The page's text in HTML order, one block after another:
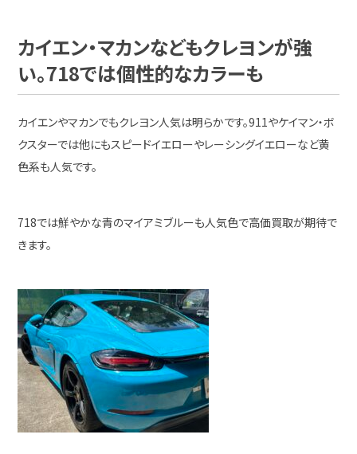
カイエン・マカンなどもクレヨンが強
い。718では個性的なカラーも
カイエンやマカンでもクレヨン人気は明らかです。911やケイマン・ボ
クスターでは他にもスピードイエローやレーシングイエローなど黄
色系も人気です。
718では鮮やかな青のマイアミブルーも人気色で高価買取が期待で
きます。